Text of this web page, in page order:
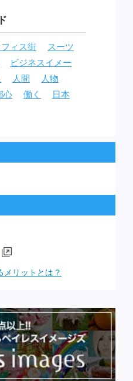
フィス街
スーツ
ビジネスイメー
人間
人物
心 働く
日本
メリットとは？